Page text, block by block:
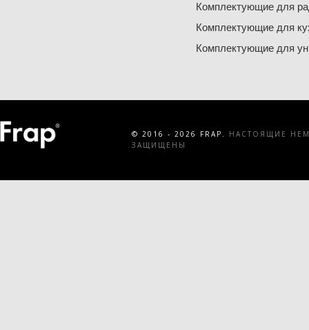
Комплектующие для
Комплектующие для
Комплектующие для
© 2016 - 2026 FRAP.
НАСТОЯЩИЕ
ЗАЩИЩЕНЫ